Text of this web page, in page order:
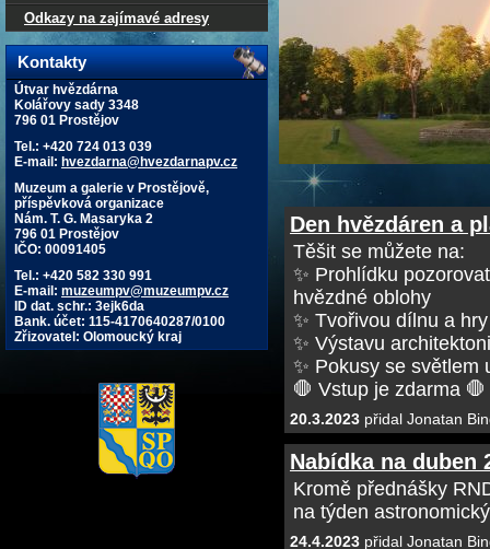
Odkazy na zajímavé adresy
Kontakty
Útvar hvězdárna
Kolářovy sady 3348
796 01 Prostějov
Tel.: +420 724 013 039
E-mail: hvezdarna@hvezdarnapv.cz
Muzeum a galerie v Prostějově,
příspěvková organizace
Nám. T. G. Masaryka 2
796 01 Prostějov
IČO: 00091405
Tel.: +420 582 330 991
E-mail: muzeumpv@muzeumpv.cz
ID dat. schr.: 3ejk6da
Bank. účet: 115-4170640287/0100
Zřizovatel: Olomoucký kraj
Den hvězdáren a
Těšit se můžete na:
✨ Prohlídku
hvězdné oblohy
✨ Tvořivou dílnu a
✨ Výstavu
✨ Pokusy se světlem
🛑 Vstup je zdarma 🛑
20.3.2023 přidal Jonatan
Nabídka na duben
Kromě přednášky
na týden
24.4.2023 přidal Jonatan